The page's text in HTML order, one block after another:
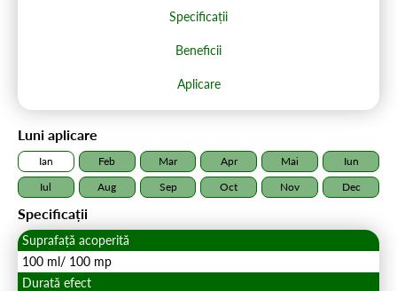
Specificații
Beneficii
Aplicare
Luni aplicare
Ian Feb Mar Apr Mai
Iun
Iul
Aug Sep Oct Nov Dec
Specificații
Suprafață acoperită
100 ml/ 100 mp
Durată efect